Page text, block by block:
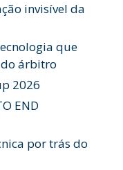
invisível da
que
árbitro
2026
END
por trás do